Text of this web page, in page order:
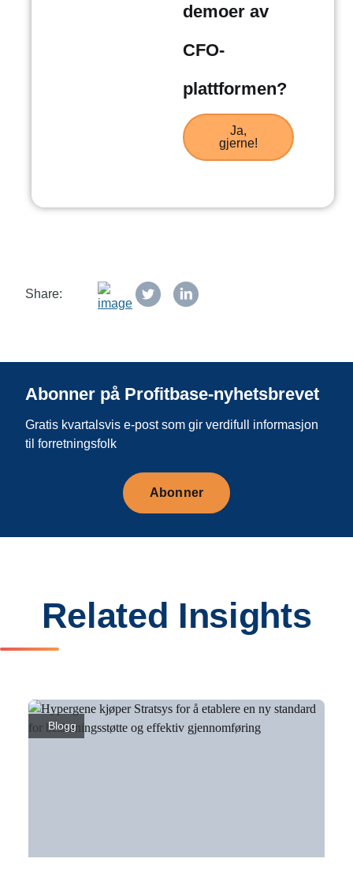
demoer av
CFO-
plattformen?
Ja,
gjerne!
Share:
Abonner på Profitbase-nyhetsbrevet
Gratis kvartalsvis e-post som gir verdifull informasjon
til forretningsfolk
Abonner
Related Insights
Blogg